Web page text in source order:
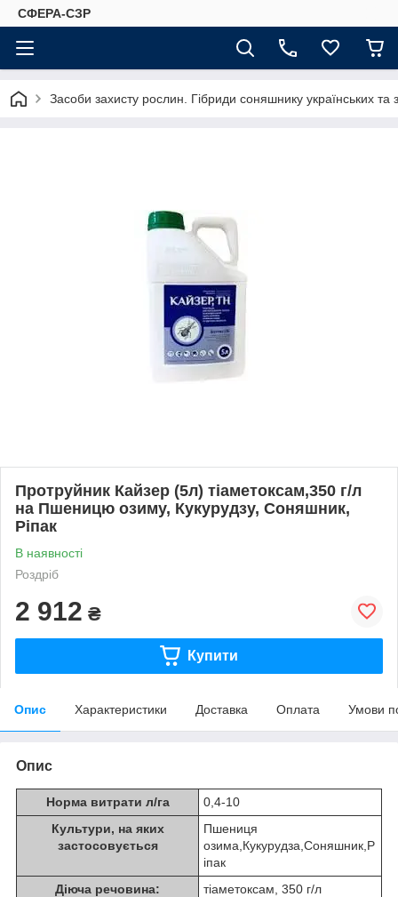
СФЕРА-СЗР
Засоби захисту рослин. Гібриди соняшнику українських та
Протруйник Кайзер (5л) тіаметоксам,350 г/л
на Пшеницю озиму, Кукурудзу, Соняшник,
Ріпак
В наявності
Роздріб
2 912 ₴
Купити
Опис Характеристики Доставка Оплата Умови
Опис
Норма витрати л/га
0,4-10
Культури, на яких
застосовується
Пшениця
озима,Кукурудза,Соняшник,Р
іпак
Діюча речовина:
тіаметоксам, 350 г/л